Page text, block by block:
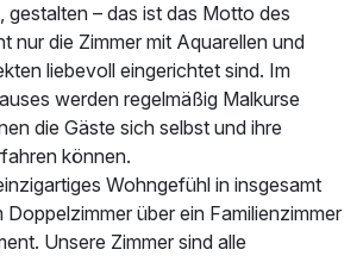
B
Kind
gestalten – das ist das Motto des
nur die Zimmer mit Aquarellen und
liebevoll eingerichtet sind. Im
werden regelmäßig Malkurse
die Gäste sich selbst und ihre
können.
Wohngefühl in insgesamt
über ein Familienzimmer
Unsere Zimmer sind alle